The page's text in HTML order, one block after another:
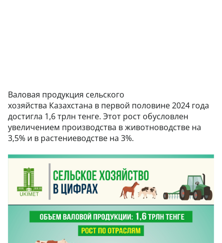
Валовая продукция сельского
хозяйства Казахстана в первой половине 2024 года
достигла 1,6 трлн тенге. Этот рост обусловлен
увеличением производства в животноводстве на
3,5% и в растениеводстве на 3%.